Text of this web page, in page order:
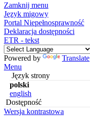
Zamknij menu
Język migowy
Portal Niepełnosprawność
Deklaracja dostępności
ETR - tekst
Powered by
Translate
Menu
Język strony
polski
english
Dostępność
Wersja kontrastowa